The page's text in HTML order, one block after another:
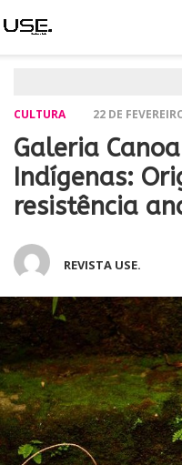
CULTURA 22 DE
Galeria
Indígenas:
resistência
REVISTA USE.